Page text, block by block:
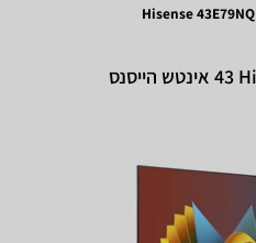
Hisense 43E79NQ